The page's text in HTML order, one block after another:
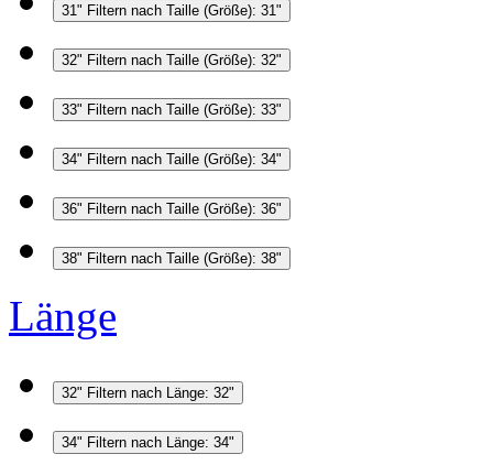
31" Filtern nach Taille (Größe): 31"
32" Filtern nach Taille (Größe): 32"
33" Filtern nach Taille (Größe): 33"
34" Filtern nach Taille (Größe): 34"
36" Filtern nach Taille (Größe): 36"
38" Filtern nach Taille (Größe): 38"
Länge
32" Filtern nach Länge: 32"
34" Filtern nach Länge: 34"